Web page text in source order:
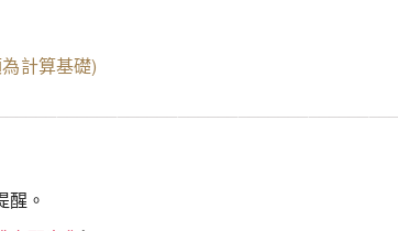
計算基礎)
。